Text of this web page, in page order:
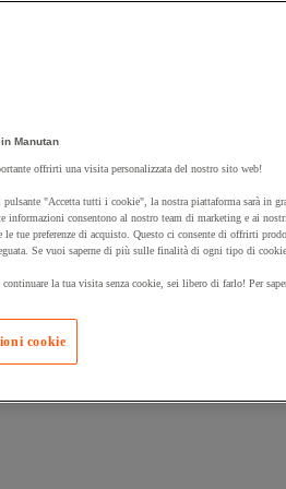
un prodotto:
Manutan
Manutan
offrirti una visita personalizzata del nostro sito web!
pulsante "Accetta tutti i cookie", la nostra piattaforma sarà in
informazioni consentono al nostro team di marketing e ai
le tue preferenze di acquisto. Questo ci consente di offrirti
Se vuoi saperne di più sulle finalità di ogni tipo di
la tua visita senza cookie, sei libero di farlo! Per
cookie